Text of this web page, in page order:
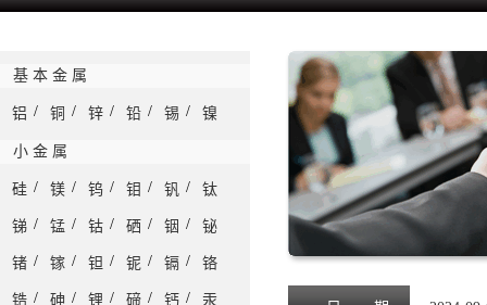
基 本 金 属
铝 / 铜 / 锌 / 铅 / 锡 / 镍
小 金 属
硅 / 镁 / 钨 / 钼 / 钒 / 钛
锑 / 锰 / 钴 / 硒 / 铟 / 铋
锗 / 镓 / 钽 / 铌 / 镉 / 铬
锆 / 砷 / 锂 / 碲 / 钙 / 汞